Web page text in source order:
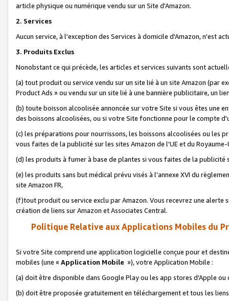
article physique ou numérique vendu sur un Site d'Amazon.
2. Services
Aucun service, à l'exception des Services à domicile d'Amazon, n'est
3. Produits Exclus
Nonobstant ce qui précède, les articles et services suivants sont
(a) tout produit ou service vendu sur un site lié à un site Amazon (par
Product Ads » ou vendu sur un site lié à une bannière publicitaire, un
(b) toute boisson alcoolisée annoncée sur votre Site si vous êtes une
des boissons alcoolisées, ou si votre Site fonctionne pour le compte
(c) les préparations pour nourrissons, les boissons alcoolisées ou les
vous faites de la publicité sur les sites Amazon de l'UE et du Royaume-
(d) les produits à fumer à base de plantes si vous faites de la publicité
(e) les produits sans but médical prévu visés à l'annexe XVI du
site Amazon FR,
(f)tout produit ou service exclu par Amazon. Vous recevrez une alerte
création de liens sur Amazon et Associates Central.
Politique Relative aux Applications Mobiles du
Si votre Site comprend une application logicielle conçue pour et
mobiles (une « Application Mobile »), votre Application Mobile :
(a) doit être disponible dans Google Play ou les app stores d'Apple ou
(b) doit être proposée gratuitement en téléchargement et tous les